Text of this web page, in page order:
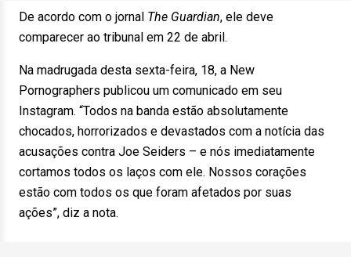
De acordo com o jornal The Guardian, ele deve
comparecer ao tribunal em 22 de abril.
Na madrugada desta sexta-feira, 18, a New
Pornographers publicou um comunicado em seu
Instagram. “Todos na banda estão absolutamente
chocados, horrorizados e devastados com a notícia das
acusações contra Joe Seiders – e nós imediatamente
cortamos todos os laços com ele. Nossos corações
estão com todos os que foram afetados por suas
ações”, diz a nota.